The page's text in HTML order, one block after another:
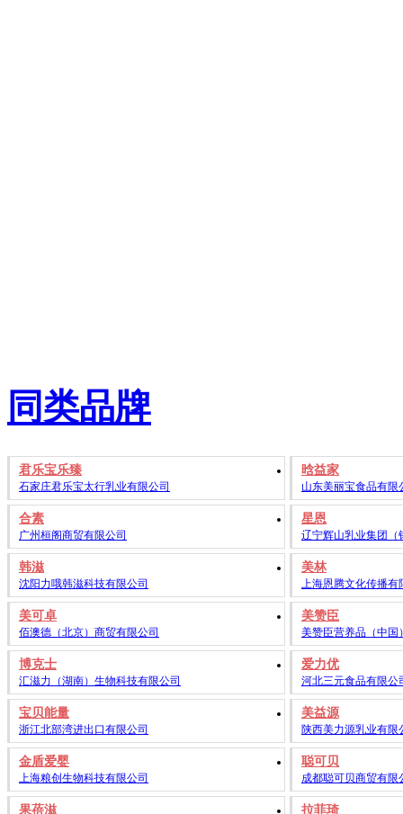
同类品牌
君乐宝乐臻
石家庄君乐宝太行乳业有限公司
晗益家
山东美丽宝食品有限
合素
广州桓阁商贸有限公司
星恩
辽宁辉山乳业集团（
韩滋
沈阳力哦韩滋科技有限公司
美林
上海恩腾文化传播有
美可卓
佰澳德（北京）商贸有限公司
美赞臣
美赞臣营养品（中国
博克士
汇滋力（湖南）生物科技有限公司
爱力优
河北三元食品有限公
宝贝能量
浙江北部湾进出口有限公司
美益源
陕西美力源乳业有限
金盾爱婴
上海粮创生物科技有限公司
聪可贝
成都聪可贝商贸有限
果蓓滋 拉菲琦